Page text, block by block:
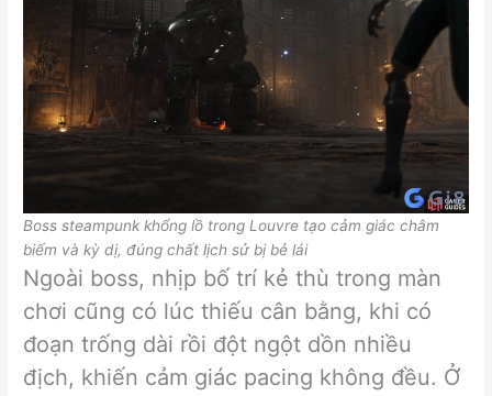
Boss steampunk khổng lồ trong Louvre tạo cảm giác châm
biếm và kỳ dị, đúng chất lịch sử bị bẻ lái
Ngoài boss, nhịp bố trí kẻ thù trong màn
chơi cũng có lúc thiếu cân bằng, khi có
đoạn trống dài rồi đột ngột dồn nhiều
địch, khiến cảm giác pacing không đều. Ở